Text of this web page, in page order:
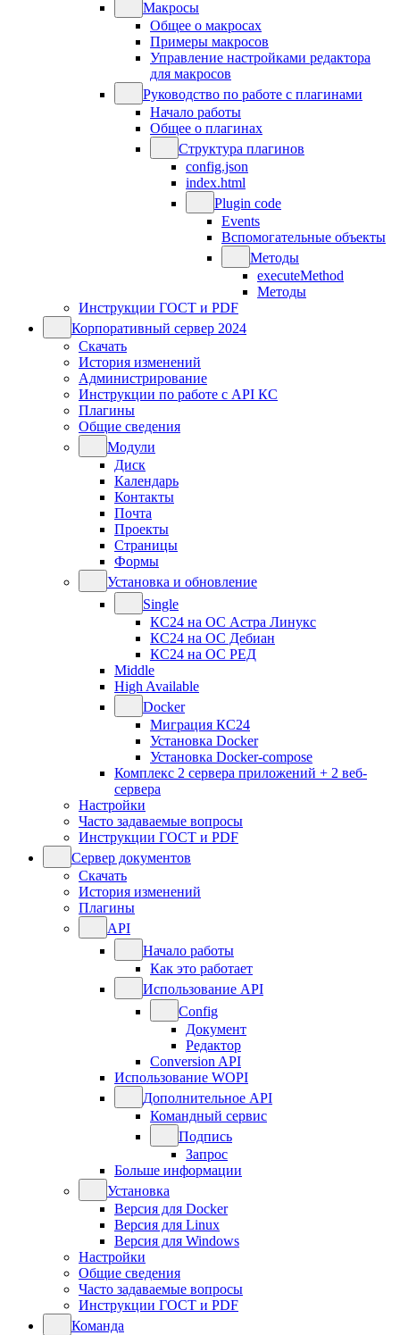
Макросы
Общее о макросах
Примеры макросов
Управление настройками редактора
для макросов
Руководство по работе с плагинами
Начало работы
Общее о плагинах
Структура плагинов
config.json
index.html
Plugin code
Events
Вспомогательные объекты
Методы
executeMethod
Методы
Инструкции ГОСТ и PDF
Корпоративный сервер 2024
Скачать
История изменений
Администрирование
Инструкции по работе с API КС
Плагины
Общие сведения
Модули
Диск
Календарь
Контакты
Почта
Проекты
Страницы
Формы
Установка и обновление
Single
КС24 на ОС Астра Линукс
КС24 на ОС Дебиан
КС24 на ОС РЕД
Middle
High Available
Docker
Миграция КС24
Установка Docker
Установка Docker-compose
Комплекс 2 сервера приложений + 2 веб-
сервера
Настройки
Часто задаваемые вопросы
Инструкции ГОСТ и PDF
Сервер документов
Скачать
История изменений
Плагины
API
Начало работы
Как это работает
Использование API
Config
Документ
Редактор
Conversion API
Использование WOPI
Дополнительное API
Командный сервис
Подпись
Запрос
Больше информации
Установка
Версия для Docker
Версия для Linux
Версия для Windows
Настройки
Общие сведения
Часто задаваемые вопросы
Инструкции ГОСТ и PDF
Команда